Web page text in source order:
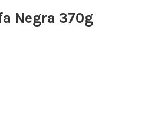
Negra 370g